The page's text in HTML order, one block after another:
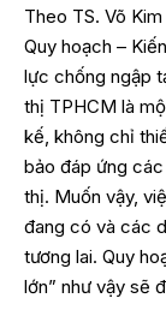
Theo TS. Võ
Quy hoạch –
lực chống ngập
thị TPHCM là
kế, không chỉ
bảo đáp ứng
thị. Muốn vậy,
đang có và các
tương lai. Quy
lớn” như vậy sẽ